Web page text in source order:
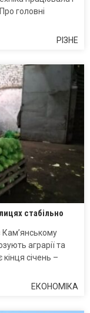
головні
РІЗНЕ
стабільно
Кам’янському
аграрії та
січень –
ЕКОНОМІКА